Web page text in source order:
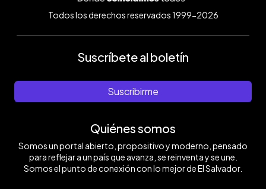
Todos los derechos reservados 1999-2026
Suscríbete al boletín
Suscribirme
Quiénes somos
Somos un portal abierto, propositivo y moderno, pensado
para reflejar a un país que avanza, se reinventa y se une.
Somos el punto de conexión con lo mejor de El Salvador.